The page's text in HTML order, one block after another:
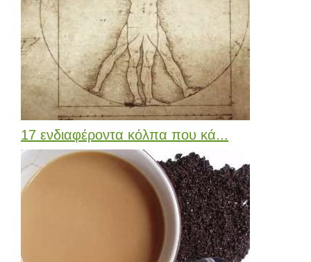
17 ενδιαφέροντα κόλπα που κά...